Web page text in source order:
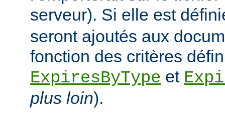
serveur). Si elle est
seront ajoutés aux
fonction des critères
ExpiresByType et
plus loin).